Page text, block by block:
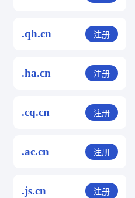
.qh.cn 注册
.ha.cn 注册
.cq.cn 注册
.ac.cn 注册
.js.cn 注册